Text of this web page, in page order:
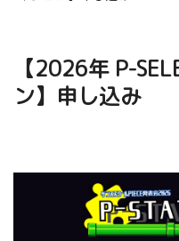
【2026年 P-
ン】申し込み